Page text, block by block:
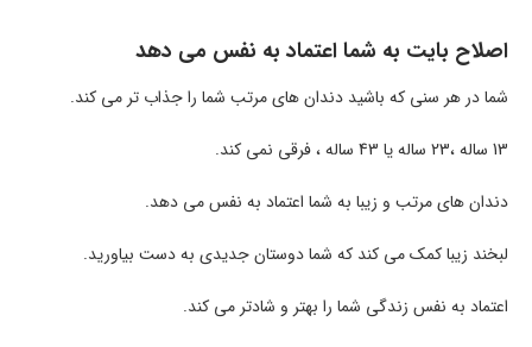
اصلاح بایت به شما اعتماد به نفس می دهد
شما در هر سنی که باشید دندان های مرتب شما را جذاب تر می کند.
13 ساله ،23 ساله یا 43 ساله ، فرقی نمی کند.
دندان های مرتب و زیبا به شما اعتماد به نفس می دهد.
لبخند زیبا کمک می کند که شما دوستان جدیدی به دست بیاورید.
اعتماد به نفس زندگی شما را بهتر و شادتر می کند.